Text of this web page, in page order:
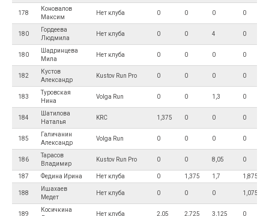
178
Коновалов
Максим
Нет клуба 0 0 0 0
180
Гордеева
Людмила
Нет клуба 0 0 4 0
180
Шадринцева
Мила
Нет клуба 0 0 0 0
182
Кустов
Александр
Kustov Run Pro 0 0 0 0
183
Туровская
Нина
Volga Run 0 0 1,3 0
184
Шатилова
Наталья
KRC 1,375 0 0 0
185
Галичанин
Александр
Volga Run 0 0 0 0
186
Тарасов
Владимир
Kustov Run Pro 0 0 8,05 0
187 Федина Ирина Нет клуба 0 1,375 1,7 1,875
188
Ишахаев
Медет
Нет клуба 0 0 0 1,075
189
Косичкина
Нет клуба 2,05 2,725 3,125 0